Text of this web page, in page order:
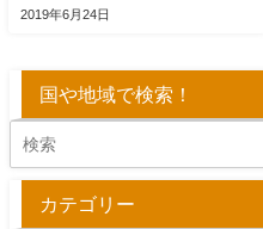
2019年6月24日
国や地域で検索！
カテゴリー